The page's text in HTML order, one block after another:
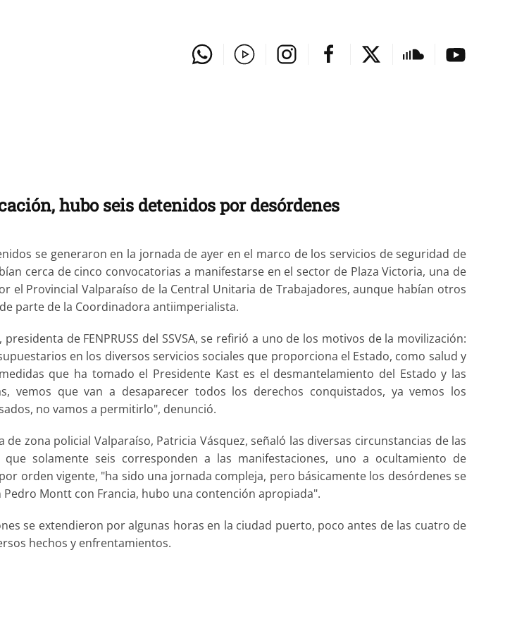
hubo seis detenidos por desórdenes
se generaron en la jornada de ayer en el marco de los servicios de seguridad de
cerca de cinco convocatorias a manifestarse en el sector de Plaza Victoria, una de
el Provincial Valparaíso de la Central Unitaria de Trabajadores, aunque habían otros
parte de la Coordinadora antiimperialista.
presidenta de FENPRUSS del SSVSA, se refirió a uno de los motivos de la movilización:
en los diversos servicios sociales que proporciona el Estado, como salud y
que ha tomado el Presidente Kast es el desmantelamiento del Estado y las
vemos que van a desaparecer todos los derechos conquistados, ya vemos los
no vamos a permitirlo", denunció.
de zona policial Valparaíso, Patricia Vásquez, señaló las diversas circunstancias de las
que solamente seis corresponden a las manifestaciones, uno a ocultamiento de
orden vigente, "ha sido una jornada compleja, pero básicamente los desórdenes se
Pedro Montt con Francia, hubo una contención apropiada".
se extendieron por algunas horas en la ciudad puerto, poco antes de las cuatro de
hechos y enfrentamientos.